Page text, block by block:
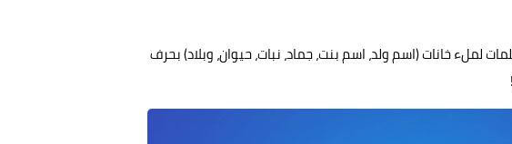
لملء خانات (اسم ولد، اسم بنت، جماد، نبات، حيوان، وبلاد) بحرف